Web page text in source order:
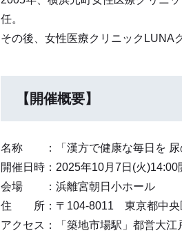
任。
その後、女性医療クリニックLUNA
【開催概要】
名称 ：「漢方で健康な毎日を 尿
開催日時：2025年10月7日(火)14:00
会場 ：浜離宮朝日小ホール
住 所：〒104-8011 東京都中央
アクセス：「築地市場駅」都営大江